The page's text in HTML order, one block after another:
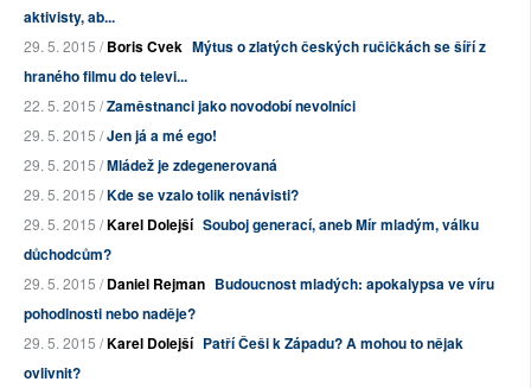
aktivisty, ab...
29. 5. 2015 /Boris Cvek Mýtus o zlatých českých ručičkách se šíří z
hraného filmu do televi...
22. 5. 2015 /Zaměstnanci jako novodobí nevolníci
29. 5. 2015 /Jen já a mé ego!
29. 5. 2015 /Mládež je zdegenerovaná
29. 5. 2015 /Kde se vzalo tolik nenávisti?
29. 5. 2015 /Karel Dolejší Souboj generací, aneb Mír mladým, válku
důchodcům?
29. 5. 2015 /Daniel Rejman Budoucnost mladých: apokalypsa ve víru
pohodlnosti nebo naděje?
29. 5. 2015 /Karel Dolejší Patří Češi k Západu? A mohou to nějak
ovlivnit?